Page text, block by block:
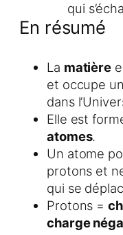
qui
En résumé
La matière
et occupe
dans
Elle est
atomes.
Un atome
protons et
qui se
Protons =
charge